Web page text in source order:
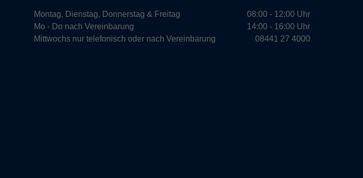
Montag, Dienstag, Donnerstag & Freitag
Mo - Do nach Vereinbarung
Mittwochs nur telefonisch oder nach Vereinbarung
08:00 - 12:00 Uhr
14:00 - 16:00 Uhr
08441 27 4000